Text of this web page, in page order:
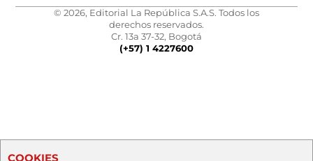
© 2026, Editorial La República S.A.S. Todos los
derechos reservados.
Cr. 13a 37-32, Bogotá
(+57) 1 4227600
COOKIES